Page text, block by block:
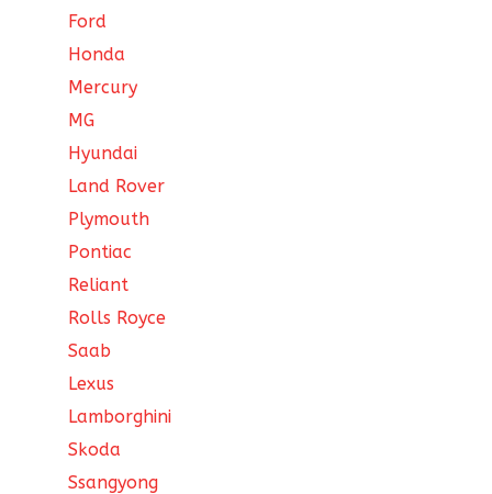
Ford
Honda
Mercury
MG
Hyundai
Land Rover
Plymouth
Pontiac
Reliant
Rolls Royce
Saab
Lexus
Lamborghini
Skoda
Ssangyong